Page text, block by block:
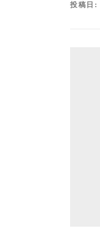
投稿日: